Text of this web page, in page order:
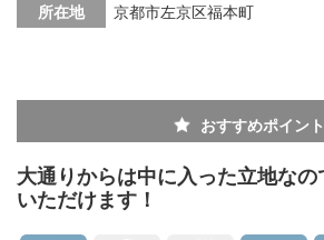
所在地
京都市左京区福本町
おすすめポイント
大通りからは中に入った立地な
いただけます！